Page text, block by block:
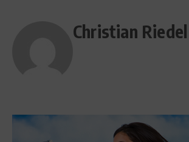
Christian Riedel